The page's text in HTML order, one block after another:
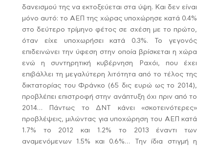
δανεισμού της να εκτοξεύεται στα ύψη. Και δεν είναι
μόνο αυτό: το ΑΕΠ της χώρας υποχώρησε κατά 0.4%
στο δεύτερο τρίμηνο φέτος σε σχέση με το πρώτο,
όταν είχε υποχωρήσει κατά 0.3%. Το γεγονός
επιδεινώνει την ύφεση στην οποία βρίσκεται η χώρα
ενώ η συντηρητική κυβέρνηση Ραχόι, που έχει
επιβάλλει τη μεγαλύτερη λιτότητα από το τέλος της
δικτατορίας του Φράνκο (65 δις ευρώ ως το 2014),
προβλέπει επιστροφή στην ανάπτυξη όχι πριν από το
2014… Πάντως το ΔΝΤ κάνει «σκοτεινότερες»
προβλέψεις, μιλώντας για υποχώρηση του ΑΕΠ κατά
1.7% το 2012 και 1.2% το 2013 έναντι των
αναμενόμενων 1.5% και 0.6%… Την ίδια στιγμή η